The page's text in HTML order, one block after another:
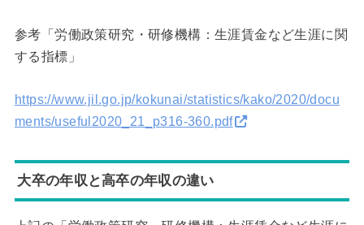
参考「労働政策研究・研修機構：生涯賃金など生涯に関
する指標」
https://www.jil.go.jp/kokunai/statistics/kako/2020/docu
ments/useful2020_21_p316-360.pdf
大卒の年収と高卒の年収の違い